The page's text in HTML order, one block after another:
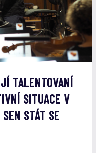
TALENTOVANÍ
SITUACE V
STÁT SE